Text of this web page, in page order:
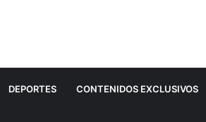
DEPORTES CONTENIDOS EXCLUSIVOS